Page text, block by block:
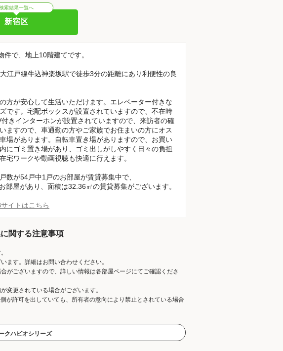
索結果一覧へ
新宿区
で、地上10階建てです。
江戸線牛込神楽坂駅で徒歩3分の距離にあり利便性の良
方が安心して生活いただけます。エレベーター付きな
です。宅配ボックスが設置されていますので、不在時
きインターホンが設置されていますので、来訪者の確
ますので、車通勤の方やご家族でお住まいの方にオス
場があります。自転車置き場がありますので、お買い
にゴミ置き場があり、ゴミ出しがしやすく日々の負担
宅ワークや動画視聴も快適に行えます。
数が54戸中1戸のお部屋が賃貸募集中で、
屋があり、面積は32.36㎡の賃貸募集がございます。
イトはこちら
関する注意事項
ます。詳細はお問い合わせください。
がございますので、詳しい情報は各部屋ページにてご確認くださ
変更されている場合がございます。
が許可を出していても、所有者の意向により禁止とされている場合
クハビオシリーズ